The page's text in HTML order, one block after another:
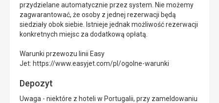
przydzielane automatycznie przez system. Nie możemy
zagwarantować, że osoby z jednej rezerwacji będą
siedziały obok siebie. Istnieje jednak możliwość rezerwacji
konkretnych miejsc za dodatkową opłatą.
Warunki przewozu linii Easy
Jet: https://www.easyjet.com/pl/ogolne-warunki
Depozyt
Uwaga - niektóre z hoteli w Portugalii, przy zameldowaniu